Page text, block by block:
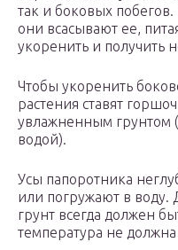
так и боковых
они всасывают ее,
укоренить и получить
Чтобы укоренить
растения ставят
увлажненным грунтом
водой).
Усы папоротника
или погружают в воду.
грунт всегда должен
температура не